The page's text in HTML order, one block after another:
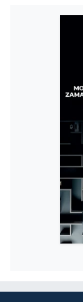
Trabzon
Van
Yalova
Yozgat